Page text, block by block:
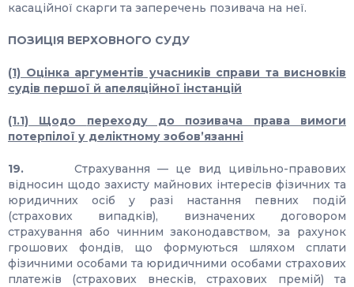
касаційної скарги та заперечень позивача на неї.
ПОЗИЦІЯ ВЕРХОВНОГО СУДУ
(1) Оцінка аргументів учасників справи та висновків
судів першої й апеляційної інстанцій
(1.1) Щодо переходу до позивача права вимоги
потерпілої у деліктному зобов’язанні
19. Страхування — це вид цивільно-правових
відносин щодо захисту майнових інтересів фізичних та
юридичних осіб у разі настання певних подій
(страхових випадків), визначених договором
страхування або чинним законодавством, за рахунок
грошових фондів, що формуються шляхом сплати
фізичними особами та юридичними особами страхових
платежів (страхових внесків, страхових премій) та